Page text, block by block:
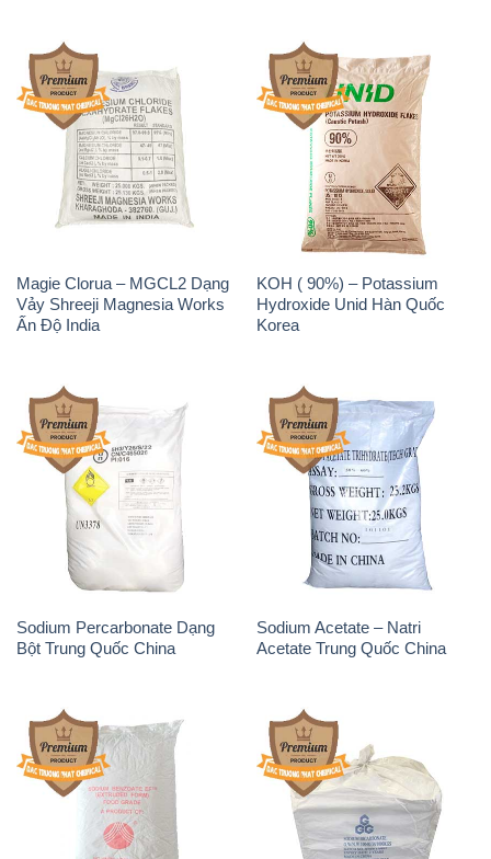
Magie Clorua – MGCL2 Dạng
Vảy Shreeji Magnesia Works
Ấn Độ India
KOH ( 90%) – Potassium
Hydroxide Unid Hàn Quốc
Korea
Sodium Percarbonate Dạng
Bột Trung Quốc China
Sodium Acetate – Natri
Acetate Trung Quốc China